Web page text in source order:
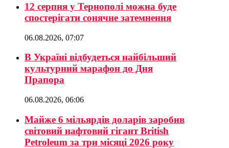
12 серпня у Тернополі можна буде
спостерігати сонячне затемнення
06.08.2026, 07:07
В Україні відбудеться найбільший
культурний марафон до Дня
Прапора
06.08.2026, 06:06
Майже 6 мільярдів доларів заробив
світовий нафтовий гігант British
Petroleum за три місяці 2026 року